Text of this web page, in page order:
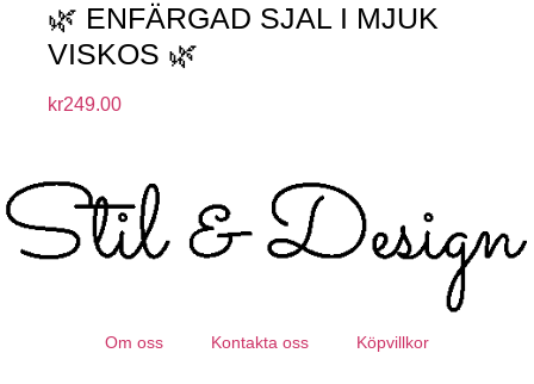
🌿 ENFÄRGAD SJAL I MJUK
VISKOS 🌿
kr249.00
Om oss Kontakta oss Köpvillkor